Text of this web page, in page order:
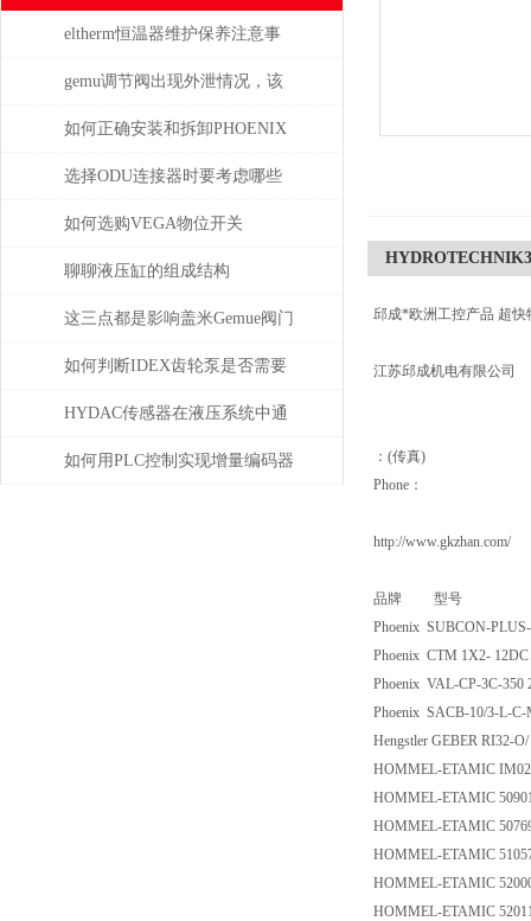
eltherm恒温器维护保养注意事
项
gemu调节阀出现外泄情况，该
如何处理
如何正确安装和拆卸PHOENIX
菲尼克斯连接器？
选择ODU连接器时要考虑哪些
因素？
如何选购VEGA物位开关
聊聊液压缸的组成结构
这三点都是影响盖米Gemue阀门
价格的主要因素
如何判断IDEX齿轮泵是否需要
维修或更换部件？
HYDAC传感器在液压系统中通
常承担哪些具体任务？
如何用PLC控制实现增量编码器
邱成*欧洲工控产品 超
江苏邱成机电有限公司
：(传真)
Phone：
http://www.gkzhan.com/
品牌 型号
Phoenix SUBCON-
Phoenix CTM 1X2- 12DC
Phoenix VAL-CP-3C-350
Phoenix SACB-10/3-L-C-
Hengstler GEBER RI32-
HOMMEL-ETAMIC
HOMMEL-ETAMIC
HOMMEL-ETAMIC
HOMMEL-ETAMIC
HOMMEL-ETAMIC
HOMMEL-ETAMIC